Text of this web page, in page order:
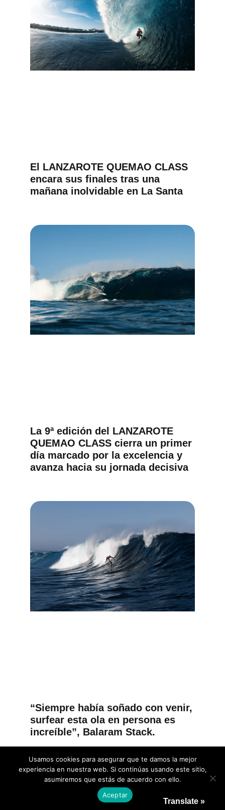
El LANZAROTE QUEMAO CLASS
encara sus finales tras una
mañana inolvidable en La Santa
La 9ª edición del LANZAROTE
QUEMAO CLASS cierra un primer
día marcado por la excelencia y
avanza hacia su jornada decisiva
“Siempre había soñado con venir,
surfear esta ola en persona es
increíble”, Balaram Stack.
« anterior siguiente »
Translate »
Usamos cookies para asegurar que te damos la mejor
experiencia en nuestra web. Si continúas usando este sitio,
asumiremos que estás de acuerdo con ello.
Aceptar